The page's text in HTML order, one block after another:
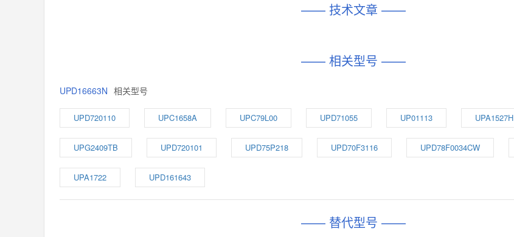
—— 技术文章 ——
—— 相关型号 ——
UPD16663N 相关型号
UPD720110 UPC1658A UPC79L00 UPD71055 UP01113 UPA1527H
UPG2409TB UPD720101 UPD75P218 UPD70F3116 UPD78F0034CW
UPA1722 UPD161643
—— 替代型号 ——